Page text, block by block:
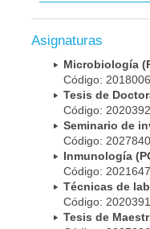
Asignaturas
Microbiología
Código:
Tesis de
Código:
Seminario de
Código:
Inmunología
Código:
Técnicas de
Código:
Tesis de